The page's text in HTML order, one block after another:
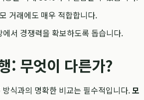
거래에도 매우 적합합니다.
서 경쟁력을 확보하도록 돕습니다.
: 무엇이 다른가?
식과의 명확한 비교는 필수적입니다.모